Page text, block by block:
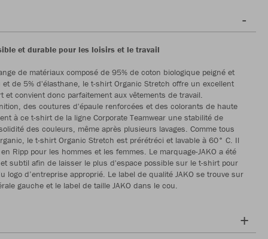
et durable pour les loisirs et le travail
de matériaux composé de 95% de coton biologique peigné et
et de 5% d'élasthane, le t-shirt Organic Stretch offre un excellent
et convient donc parfaitement aux vêtements de travail.
des coutures d'épaule renforcées et des colorants de haute
à ce t-shirt de la ligne Corporate Teamwear une stabilité de
des couleurs, même après plusieurs lavages. Comme tous
le t-shirt Organic Stretch est prérétréci et lavable à 60° C. Il
Ripp pour les hommes et les femmes. Le marquage-JAKO a été
subtil afin de laisser le plus d'espace possible sur le t-shirt pour
logo d’entreprise approprié. Le label de qualité JAKO se trouve sur
gauche et le label de taille JAKO dans le cou.